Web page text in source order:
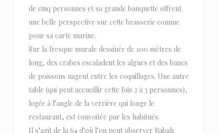
de cinq personnes et sa grande banquette offrent
une belle perspective sur cette brasserie connue
pour sa carte marine.
Sur la fresque murale dessinée de 100 mètres de
long, des crabes escaladent les algues et des bancs
de poissons nagent entre les coquillages. Une autre
table (qui peut accueillir cette fois 2 à 3 personnes),
logée à l’angle de la verrière qui longe le
restaurant, est convoitée par les habitués.
Il s’agit de la 64 d’où l’on peut observer Rabah